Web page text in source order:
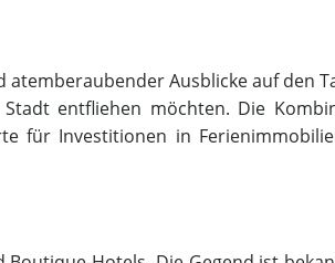
Ausblicke auf den
entfliehen möchten. Die
für Investitionen in